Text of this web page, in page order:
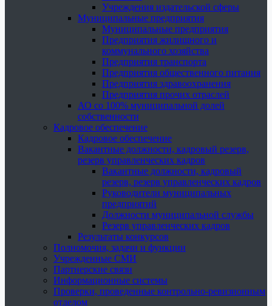
Учреждения издательской сферы
Муниципальные предприятия
Муниципальные предприятия
Предприятия жилищного и
коммунального хозяйства
Предприятия транспорта
Предприятия общественного питания
Предприятия здравоохранения
Предприятия прочих отраслей
АО со 100% муниципальной долей
собственности
Кадровое обеспечение
Кадровое обеспечение
Вакантные должности, кадровый резерв,
резерв управленческих кадров
Вакантные должности, кадровый
резерв, резерв управленческих кадров
Руководители муниципальных
предприятий
Должности муниципальной службы
Резерв управленческих кадров
Результаты конкурсов
Полномочия, задачи и функции
Учрежденные СМИ
Партнерские связи
Информационные системы
Проверки, проведенные контрольно-ревизионным
отделом